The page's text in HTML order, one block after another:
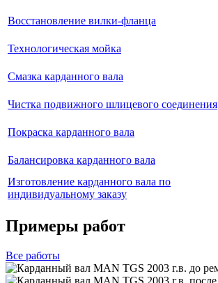
Восстановление вилки-фланца
Технологическая мойка
Смазка карданного вала
Чистка подвижного шлицевого соединения
Покраска карданного вала
Балансировка карданного вала
Изготовление карданного вала по
индивидуальному заказу
Примеры работ
Все работы